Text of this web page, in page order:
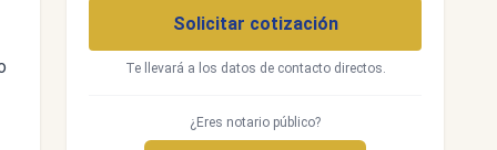
Solicitar cotización
Te llevará a los datos de contacto directos.
¿Eres notario público?